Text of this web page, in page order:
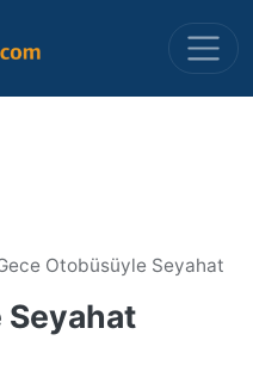
Otobüsüyle Seyahat
Seyahat